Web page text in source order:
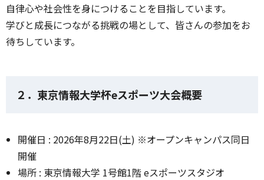
自律心や社会性を身につけることを目指しています。
学びと成長につながる挑戦の場として、皆さんの参加をお
待ちしています。
２．東京情報大学杯eスポーツ大会概要
開催日 : 2026年8月22日(土) ※オープンキャンパス同日
開催
場所 : 東京情報大学 1号館1階 eスポーツスタジオ